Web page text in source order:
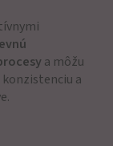
a môžu
a